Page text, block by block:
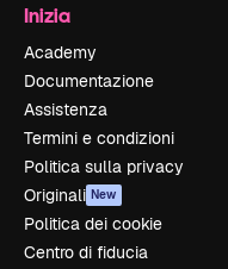
Inizia
Academy
Documentazione
Assistenza
Termini e condizioni
Politica sulla privacy
Originali New
Politica dei cookie
Centro di fiducia